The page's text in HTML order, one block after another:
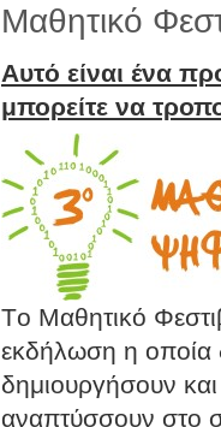
Μαθητικό
Αυτό είναι ένα
μπορείτε να
Tο Μαθητικό
εκδήλωση η οποία
δημιουργήσουν
αναπτύσσουν στο